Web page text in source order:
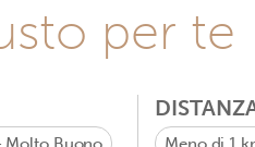
per te